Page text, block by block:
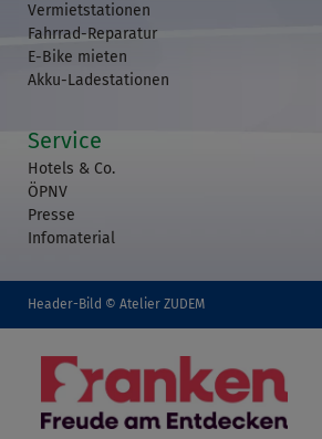
Vermietstationen
Fahrrad-Reparatur
E-Bike mieten
Akku-Ladestationen
Service
Hotels & Co.
ÖPNV
Presse
Infomaterial
Header-Bild © Atelier ZUDEM